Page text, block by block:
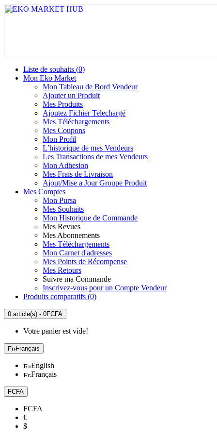
Liste de souhaits (0)
Mon Eko Market
Mon Tableau de Bord Vendeur
Ajouter un Produit
Mes Produits
Ajoutez Fichier Telechargé
Mes Téléchargements
Mes Coupons
Mon Profil
L’historique de mes Vendeurs
Les Transactions de mes Vendeurs
Mon Adhesion
Mes Frais de Livraison
Ajout/Mise a Jour Groupe Produit
Mes Comptes
Mon Pursa
Mes Souhaits
Mon Historique de Commande
Mes Revues
Mes Abonnements
Mes Téléchargements
Mon Carnet d'adresses
Mes Points de Récompense
Mes Retours
Suivre ma Commande
Inscrivez-vous pour un Compte Vendeur
Produits comparatifs (0)
0 article(s) - 0FCFA
Votre panier est vide!
Français
English
Français
FCFA
FCFA
€
$